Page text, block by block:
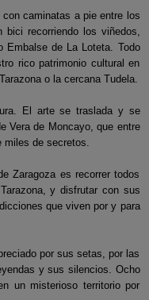
caminatas a pie entre los
bici recorriendo los viñedos,
Embalse de La Loteta. Todo
rico patrimonio cultural en
o la cercana Tudela.
El arte se traslada y se
Vera de Moncayo, que entre
miles de secretos.
Zaragoza es recorrer todos
y disfrutar con sus
que viven por y para
por sus setas, por las
y sus silencios. Ocho
un misterioso territorio por